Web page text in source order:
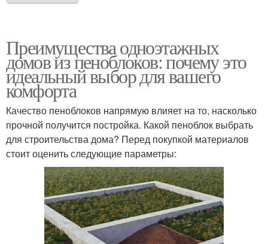
Преимущества одноэтажных
домов из пеноблоков: почему это
идеальный выбор для вашего
комфорта
Качество пеноблоков напрямую влияет на то, насколько
прочной получится постройка. Какой пеноблок выбрать
для строительства дома? Перед покупкой материалов
стоит оценить следующие параметры: